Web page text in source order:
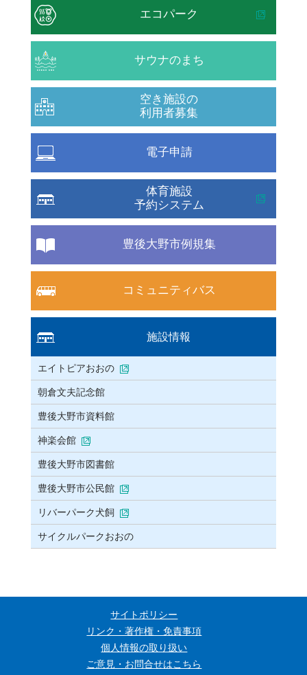
エコパーク
サウナのまち
空き施設の
利用者募集
電子申請
体育施設
予約システム
豊後大野市例規集
コミュニティバス
施設情報
エイトピアおおの
朝倉文夫記念館
豊後大野市資料館
神楽会館
豊後大野市図書館
豊後大野市公民館
リバーパーク犬飼
サイクルパークおおの
サイトポリシー
リンク・著作権・免責事項
個人情報の取り扱い
ご意見・お問合せはこちら